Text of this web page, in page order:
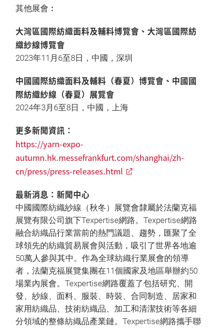
其他展會︰
大灣區國際紡織面料及輔料博覽會、大灣區國際紡
織紗線博覽會
2023年11月6至8日，中國，深圳
中國國際紡織面料及輔料（春夏）博覽會、中國國
際紡織紗線（春夏）展覽會
2024年3月6至8日，中國，上海
更多新聞資訊：
https://yarn-expo-
autumn.hk.messefrankfurt.com/shanghai/zh-
cn/press/press-releases.html
最新消息：新聞中心
中國國際紡織紗線（秋冬）展覽會隸屬於法蘭克福
展覽有限公司旗下Texpertise網路。Texpertise網路
融合紡織品行業當前的熱門議題、趨勢，匯聚了全
球領先的紡織貿易展會與活動，吸引了世界各地逾
50萬人參與其中。作為全球紡織行業展會的領導
者，法蘭克福展覽集團在11個國家及地區舉辦約50
場業內展會。Texpertise網路覆蓋了包括研究、開
發、紗線、面料、服裝、時裝、合同制造、居家和
家用紡織品、技術紡織品、加工和清潔技術等各細
分領域的整條紡織品產業鏈。Texpertise網路攜手聯